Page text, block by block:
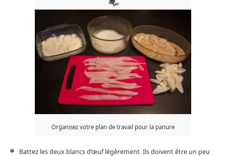
Organisez votre plan de travail pour la panure
Battez les deux blancs d’œuf légèrement. Ils doivent être un peu